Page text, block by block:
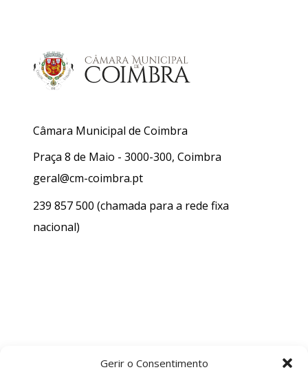
Gerir o Consentimento
Câmara Municipal de Coimbra
Praça 8 de Maio - 3000-300, Coimbra
geral@cm-coimbra.pt
239 857 500 (chamada para a rede fixa
nacional)